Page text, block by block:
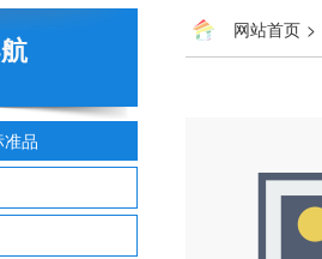
品
网站首页 >